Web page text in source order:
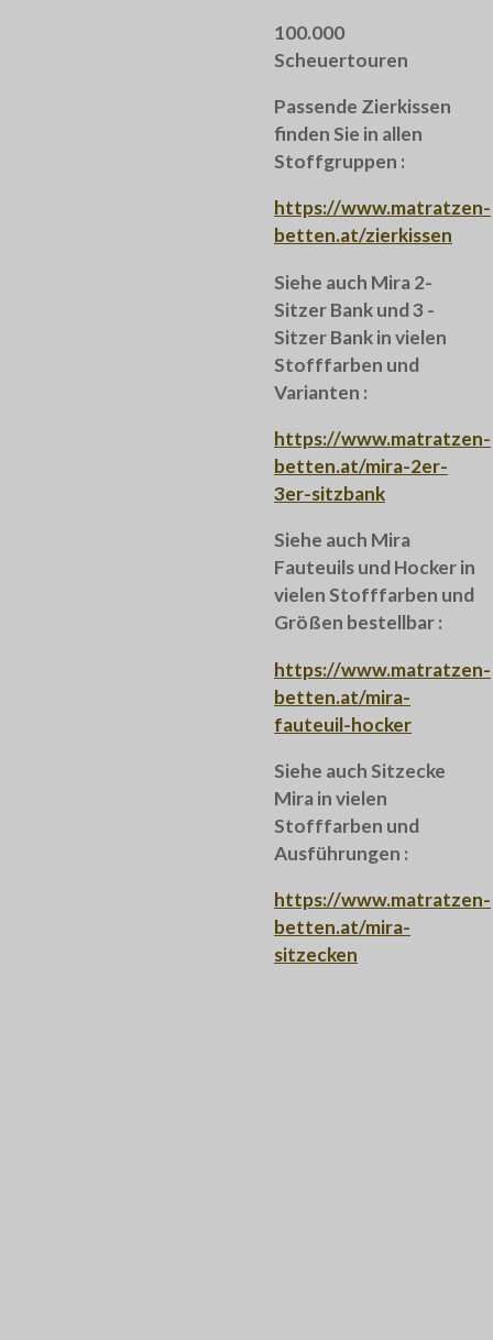
100.000
Scheuertouren
Passende Zierkissen
finden Sie in allen
Stoffgruppen :
https://www.matratzen-
betten.at/zierkissen
Siehe auch Mira 2-
Sitzer Bank und 3 -
Sitzer Bank in vielen
Stofffarben und
Varianten :
https://www.matratzen-
betten.at/mira-2er-
3er-sitzbank
Siehe auch Mira
Fauteuils und Hocker in
vielen Stofffarben und
Größen bestellbar :
https://www.matratzen-
betten.at/mira-
fauteuil-hocker
Siehe auch Sitzecke
Mira in vielen
Stofffarben und
Ausführungen :
https://www.matratzen-
betten.at/mira-
sitzecken